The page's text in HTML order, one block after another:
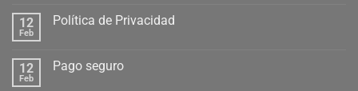
12
Feb
Política de Privacidad
12
Feb
Pago seguro